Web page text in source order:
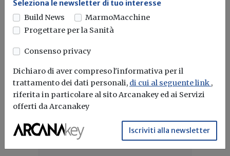
Seleziona le newsletter di tuo interesse
Build News
MarmoMacchine
Progettare per la Sanità
Consenso privacy
Dichiaro di aver compreso l'informativa per il
trattamento dei dati personali, di cui al seguente link ,
riferita in particolare al sito Arcanakey ed ai Servizi
offerti da Arcanakey
Iscriviti alla newsletter